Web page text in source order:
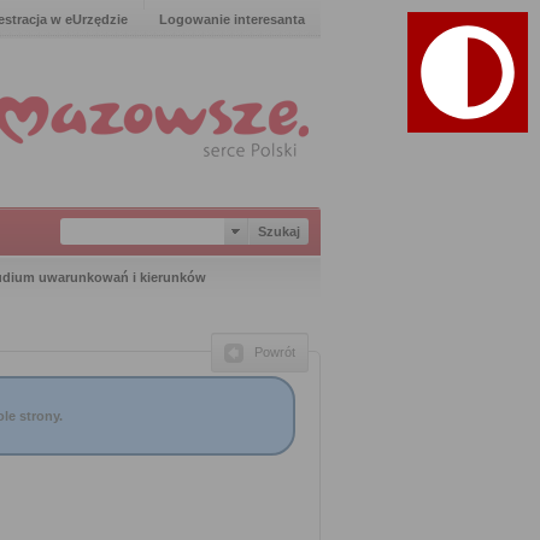
w eUrzędzie Logowanie interesanta
uwarunkowań i kierunków
Powrót
strony.